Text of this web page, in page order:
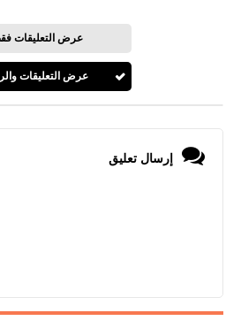
عرض التعليقات
عرض التعليقات
إرسال تعليق